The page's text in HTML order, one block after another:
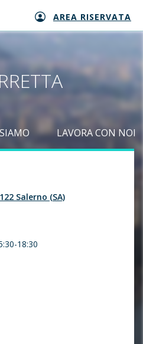
AREA RISERVATA
LAVORA CON NOI
Salerno (SA)
18:30